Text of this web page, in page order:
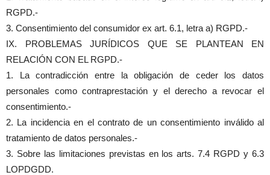
RGPD.-
3. Consentimiento del consumidor ex art. 6.1, letra a) RGPD.-
IX. PROBLEMAS JURÍDICOS QUE SE PLANTEAN EN
RELACIÓN CON EL RGPD.-
1. La contradicción entre la obligación de ceder los datos
personales como contraprestación y el derecho a revocar el
consentimiento.-
2. La incidencia en el contrato de un consentimiento inválido al
tratamiento de datos personales.-
3. Sobre las limitaciones previstas en los arts. 7.4 RGPD y 6.3
LOPDGDD.